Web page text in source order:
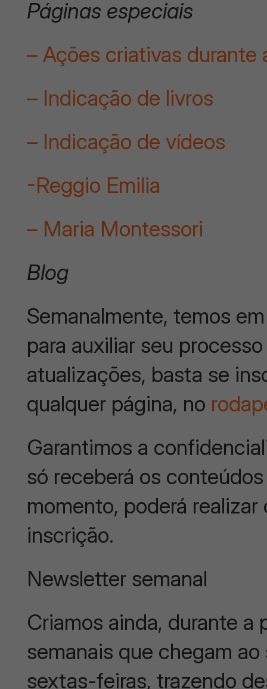
Páginas especiais
– Ações criativas durante
– Indicação de livros
– Indicação de vídeos
-Reggio Emilia
– Maria Montessori
Blog
Semanalmente, temos
para auxiliar seu
atualizações, basta se
qualquer página, no
Garantimos a
só receberá os
momento, poderá
inscrição.
Newsletter semanal
Criamos ainda, durante a
semanais que chegam
sextas-feiras, trazendo